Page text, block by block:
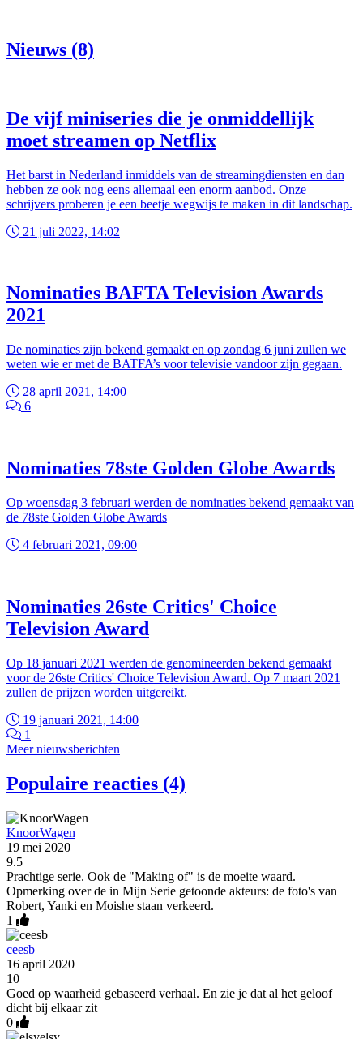
Nieuws (8)
De vijf miniseries die je onmiddellijk
moet streamen op Netflix
Het barst in Nederland inmiddels van de streamingdiensten en dan
hebben ze ook nog eens allemaal een enorm aanbod. Onze
schrijvers proberen je een beetje wegwijs te maken in dit landschap.
21 juli 2022, 14:02
Nominaties BAFTA Television Awards
2021
De nominaties zijn bekend gemaakt en op zondag 6 juni zullen we
weten wie er met de BATFA’s voor televisie vandoor zijn gegaan.
28 april 2021, 14:00
6
Nominaties 78ste Golden Globe Awards
Op woensdag 3 februari werden de nominaties bekend gemaakt van
de 78ste Golden Globe Awards
4 februari 2021, 09:00
Nominaties 26ste Critics' Choice
Television Award
Op 18 januari 2021 werden de genomineerden bekend gemaakt
voor de 26ste Critics' Choice Television Award. Op 7 maart 2021
zullen de prijzen worden uitgereikt.
19 januari 2021, 14:00
1
Meer nieuwsberichten
Populaire reacties (4)
KnoorWagen
19 mei 2020
9.5
Prachtige serie. Ook de "Making of" is de moeite waard.
Opmerking over de in Mijn Serie getoonde akteurs: de foto's van
Robert, Yanki en Moishe staan verkeerd.
1
ceesb
16 april 2020
10
Goed op waarheid gebaseerd verhaal. En zie je dat al het geloof
dicht bij elkaar zit
0